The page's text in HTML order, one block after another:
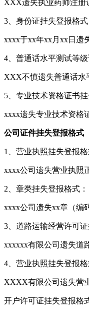
XXX遗失执业药师注册
3、身份证挂失登报格式
xxxx于xx年xx月xx日遗
4、普通话水平测试等
XXX不慎遗失普通话水
5、专业技术资格证书挂
xxxx遗失专业技术资格
公司证件挂失登报格式
1、营业执照挂失登报格
xxxx公司遗失营业执照
2、章类挂失登报格式：
xxxx公司遗失xx章（编
3、道路运输经营许可证
xxxxxx有限公司遗失道
4、营业执照挂失登报格
XXXX有限公司遗失营
开户许可证挂失登报格